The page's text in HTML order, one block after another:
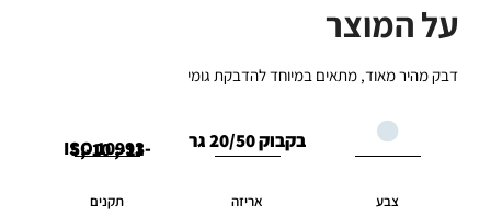
על המוצר
דבק מהיר מאוד, מתאים במיוחד להדבקת גומי
צבע
בקבוק 20/50 גר
אריזה
ISO 10993-5;-10 ;-11
תקנים